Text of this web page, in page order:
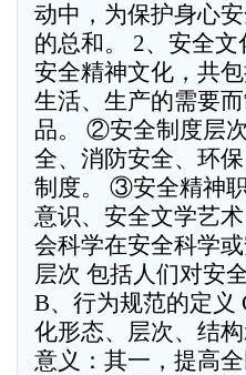
动中，为保护身心
的总和。 2、安全
安全精神文化，共
生活、生产的需要
品。 ②安全制度层
全、消防安全、环
制度。 ③安全精神
意识、安全文学艺
会科学在安全科学
层次 包括人们对安
B、行为规范的定义
化形态、层次、结
意义：其一，提高